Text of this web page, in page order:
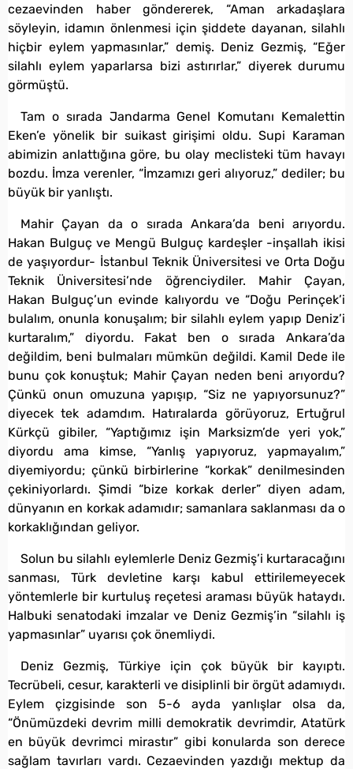
cezaevinden haber göndererek, “Aman arkadaşlara
söyleyin, idamın önlenmesi için şiddete dayanan, silahlı
hiçbir eylem yapmasınlar,” demiş. Deniz Gezmiş, “Eğer
silahlı eylem yaparlarsa bizi astırırlar,” diyerek durumu
görmüştü.
Tam o sırada Jandarma Genel Komutanı Kemalettin
Eken’e yönelik bir suikast girişimi oldu. Supi Karaman
abimizin anlattığına göre, bu olay meclisteki tüm havayı
bozdu. İmza verenler, “İmzamızı geri alıyoruz,” dediler; bu
büyük bir yanlıştı.
Mahir Çayan da o sırada Ankara’da beni arıyordu.
Hakan Bulguç ve Mengü Bulguç kardeşler -inşallah ikisi
de yaşıyordur- İstanbul Teknik Üniversitesi ve Orta Doğu
Teknik Üniversitesi’nde öğrenciydiler. Mahir Çayan,
Hakan Bulguç’un evinde kalıyordu ve “Doğu Perinçek’i
bulalım, onunla konuşalım; bir silahlı eylem yapıp Deniz’i
kurtaralım,” diyordu. Fakat ben o sırada Ankara’da
değildim, beni bulmaları mümkün değildi. Kamil Dede ile
bunu çok konuştuk; Mahir Çayan neden beni arıyordu?
Çünkü onun omuzuna yapışıp, “Siz ne yapıyorsunuz?”
diyecek tek adamdım. Hatıralarda görüyoruz, Ertuğrul
Kürkçü gibiler, “Yaptığımız işin Marksizm’de yeri yok,”
diyordu ama kimse, “Yanlış yapıyoruz, yapmayalım,”
diyemiyordu; çünkü birbirlerine “korkak” denilmesinden
çekiniyorlardı. Şimdi “bize korkak derler” diyen adam,
dünyanın en korkak adamıdır; samanlara saklanması da o
korkaklığından geliyor.
Solun bu silahlı eylemlerle Deniz Gezmiş’i kurtaracağını
sanması, Türk devletine karşı kabul ettirilemeyecek
yöntemlerle bir kurtuluş reçetesi araması büyük hataydı.
Halbuki senatodaki imzalar ve Deniz Gezmiş’in “silahlı iş
yapmasınlar” uyarısı çok önemliydi.
Deniz Gezmiş, Türkiye için çok büyük bir kayıptı.
Tecrübeli, cesur, karakterli ve disiplinli bir örgüt adamıydı.
Eylem çizgisinde son 5-6 ayda yanlışlar olsa da,
“Önümüzdeki devrim milli demokratik devrimdir, Atatürk
en büyük devrimci mirastır” gibi konularda son derece
sağlam tavırları vardı. Cezaevinden yazdığı mektup da